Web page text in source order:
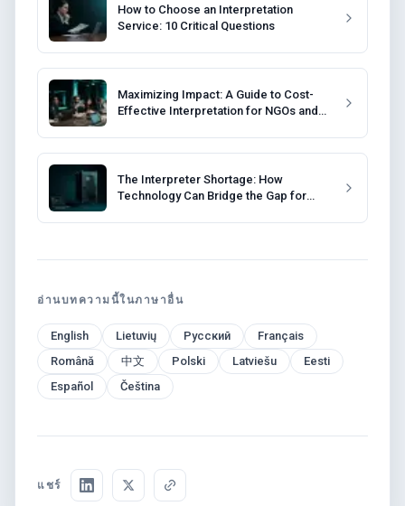
How to Choose an Interpretation
Service: 10 Critical Questions
Maximizing Impact: A Guide to Cost-
Effective Interpretation for NGOs and
The Interpreter Shortage: How
Technology Can Bridge the Gap for
อ่านบทความนี้ในภาษาอื่น
English Lietuvių Русский
Français
Română
中文 Polski Latviešu
Eesti
Español
Čeština
แชร์